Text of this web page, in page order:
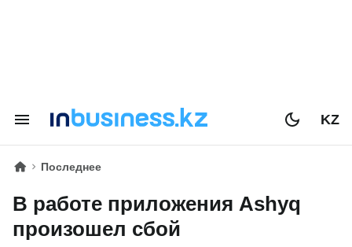
KZ
Последнее
В работе приложения Ashyq
произошел сбой